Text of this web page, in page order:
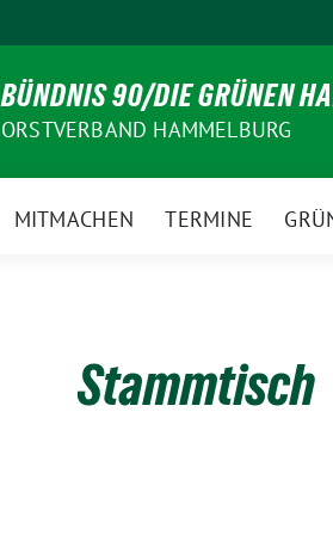
BÜNDNIS 90/DIE GRÜNEN
ORSTVERBAND HAMMELBURG
MITMACHEN TERMINE
Stammtisch